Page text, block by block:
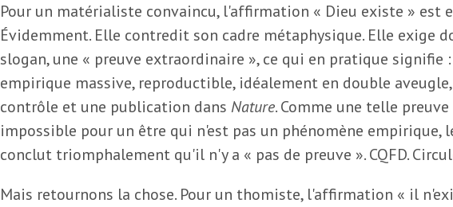
Pour un matérialiste convaincu, l'affirmation « Dieu existe » est
Évidemment. Elle contredit son cadre métaphysique. Elle exige
slogan, une « preuve extraordinaire », ce qui en pratique signifie
empirique massive, reproductible, idéalement en double
contrôle et une publication dans Nature. Comme une telle
impossible pour un être qui n'est pas un phénomène empirique,
conclut triomphalement qu'il n'y a « pas de preuve ». CQFD.
Mais retournons la chose. Pour un thomiste, l'affirmation « il